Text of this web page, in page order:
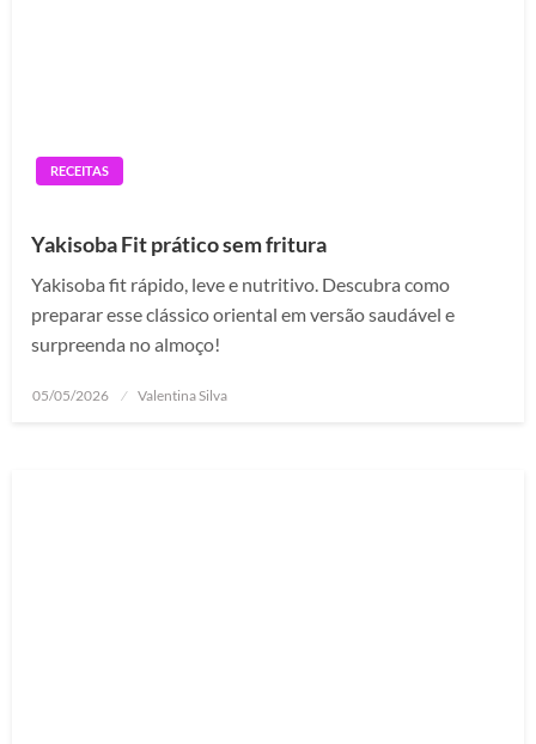
RECEITAS
Yakisoba Fit prático sem fritura
Yakisoba fit rápido, leve e nutritivo. Descubra como
preparar esse clássico oriental em versão saudável e
surpreenda no almoço!
Posted
05/05/2026 Valentina Silva